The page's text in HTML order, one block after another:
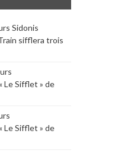
Sidonis
sifflera trois
Sifflet » de
Sifflet » de